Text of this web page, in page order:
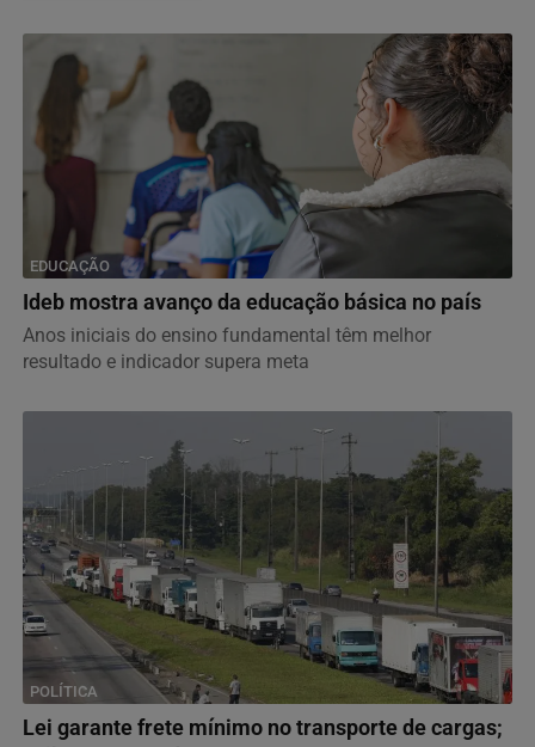
EDUCAÇÃO
Ideb mostra avanço da educação básica no país
Anos iniciais do ensino fundamental têm melhor
resultado e indicador supera meta
POLÍTICA
Lei garante frete mínimo no transporte de cargas;